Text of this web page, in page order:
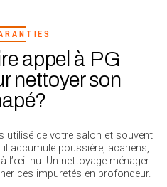
appel à PG
nettoyer son
utilisé de votre salon et souvent
il accumule poussière, acariens,
l’œil nu. Un nettoyage ménager
ces impuretés en profondeur.